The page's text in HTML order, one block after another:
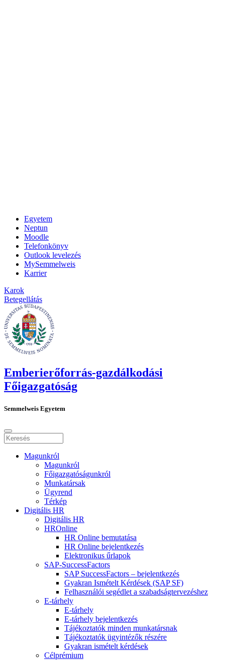
Egyetem
Neptun
Moodle
Telefonkönyv
Outlook levelezés
MySemmelweis
Karrier
Karok
Betegellátás
Emberierőforrás-gazdálkodási
Főigazgatóság
Semmelweis Egyetem
Magunkról
Magunkról
Főigazgatóságunkról
Munkatársak
Ügyrend
Térkép
Digitális HR
Digitális HR
HROnline
HR Online bemutatása
HR Online bejelentkezés
Elektronikus űrlapok
SAP-SuccessFactors
SAP SuccessFactors – bejelentkezés
Gyakran Ismételt Kérdések (SAP SF)
Felhasználói segédlet a szabadságtervezéshez
E-tárhely
E-tárhely
E-tárhely bejelentkezés
Tájékoztatók minden munkatársnak
Tájékoztatók ügyintézők részére
Gyakran ismételt kérdések
Célprémium